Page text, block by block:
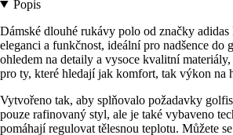
Popis
Dámské dlouhé rukávy polo od značky adidas
eleganci a funkčnost, ideální pro nadšence do
ohledem na detaily a vysoce kvalitní
pro ty, které hledají jak komfort, tak výkon na
Vytvořeno tak, aby splňovalo požadavky
pouze rafinovaný styl, ale je také vybaveno
pomáhají regulovat tělesnou teplotu. Můžete